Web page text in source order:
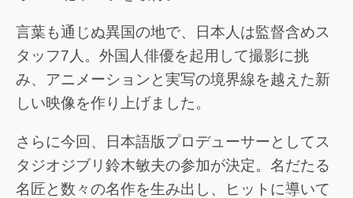
言葉も通じぬ異国の地で、日本人は監督含めス
タッフ7人。外国人俳優を起用して撮影に挑
み、アニメーションと実写の境界線を越えた新
しい映像を作り上げました。
さらに今回、日本語版プロデューサーとしてス
タジオジブリ鈴木敏夫の参加が決定。名だたる
名匠と数々の名作を生み出し、ヒットに導いて